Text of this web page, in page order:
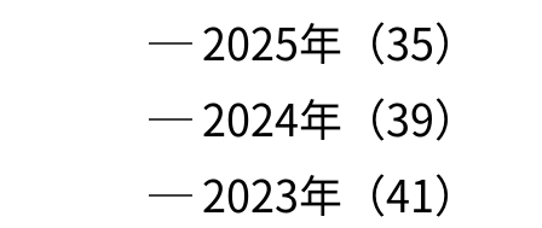
─ 2025年（35）
─ 2024年（39）
─ 2023年（41）